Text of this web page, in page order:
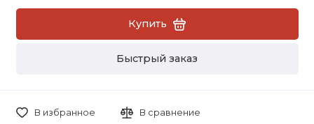
Купить
Быстрый заказ
В избранное В сравнение